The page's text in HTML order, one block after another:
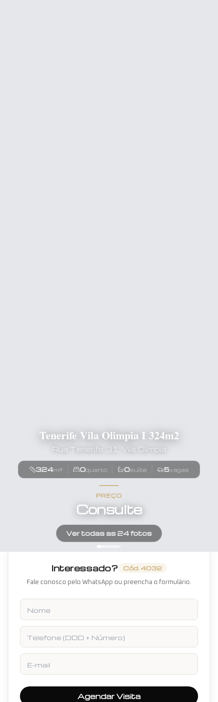
Tenerife Vila Olimpia I 324m2
Rua Tenerife, 31, Vila Olímpia
324m² 0quarto 0suíte 5vagas
PREÇO
Consulte
Ver todas as 24fotos
Interessado? Cód. 4032
Fale conosco pelo WhatsApp ou preencha o formulário.
Nome
Telefone
E-mail
Agendar Visita